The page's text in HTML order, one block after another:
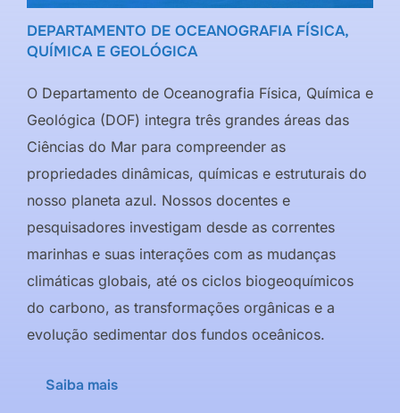
DEPARTAMENTO DE OCEANOGRAFIA FÍSICA,
QUÍMICA E GEOLÓGICA
O Departamento de Oceanografia Física, Química e
Geológica (DOF) integra três grandes áreas das
Ciências do Mar para compreender as
propriedades dinâmicas, químicas e estruturais do
nosso planeta azul. Nossos docentes e
pesquisadores investigam desde as correntes
marinhas e suas interações com as mudanças
climáticas globais, até os ciclos biogeoquímicos
do carbono, as transformações orgânicas e a
evolução sedimentar dos fundos oceânicos.
Saiba mais